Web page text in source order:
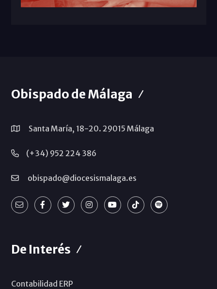
Obispado de Málaga
Santa María, 18-20. 29015 Málaga
(+34) 952 224 386
obispado@diocesismalaga.es
De Interés
Contabilidad ERP